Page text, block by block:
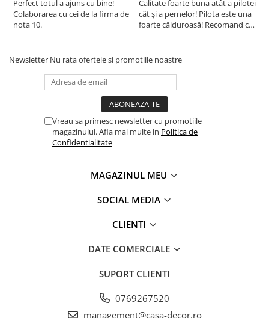
Perfect totul a ajuns cu bine!
Colaborarea cu cei de la firma de
nota 10.
Calitate foarte buna atât a pilotei
cât și a pernelor! Pilota este una
foarte călduroasă! Recomand cu
Newsletter Nu rata ofertele si promotiile noastre
Vreau sa primesc newsletter cu promotiile
magazinului. Afla mai multe in Politica de
Confidentialitate
MAGAZINUL MEU
SOCIAL MEDIA
CLIENTI
DATE COMERCIALE
SUPORT CLIENTI
0769267520
management@casa-decor.ro